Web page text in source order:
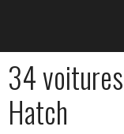
34
Hatch